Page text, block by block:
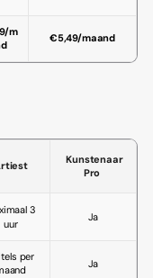
m
€5,49/maand
Kunstenaar
Pro
3
uur
Ja
per
Ja